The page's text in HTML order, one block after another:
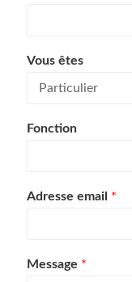
Vous êtes
Fonction
Adresse email *
Message *